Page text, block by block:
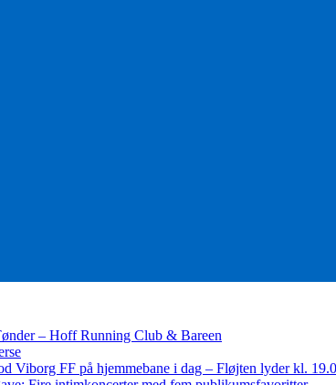
– Hoff Running Club & Bareen
Viborg FF på hjemmebane i dag – Fløjten lyder kl.